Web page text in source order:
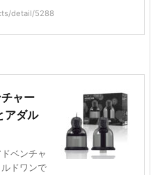
detail/5288
チャー
アダル
ベンチャ
ドワンで